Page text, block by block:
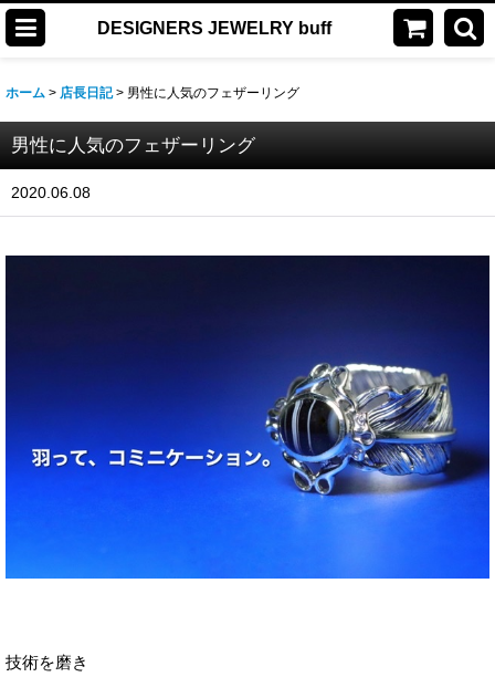
DESIGNERS JEWELRY buff
ホーム > 店長日記 > 男性に人気のフェザーリング
男性に人気のフェザーリング
2020.06.08
技術を磨き